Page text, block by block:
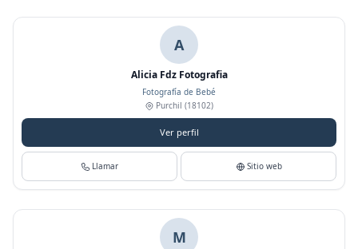
A
Alicia Fdz Fotografia
Fotografía de Bebé
Purchil (18102)
Ver perfil
Llamar Sitio web
M